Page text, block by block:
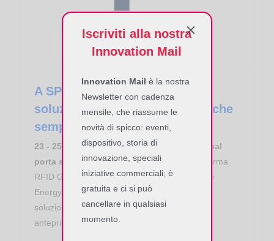
A SPS ’23 RFID Global porta
soluzioni innovative per fabbriche
sempre più intelligenti
23 - 25 maggio 2023: a SPS Italia RFID Global
porta soluzioni innovative│ All’evento di Parma
RFID Global propone l’RFID e il Bluetooth Low
Energy per abilitare la fabbrica digitale, dalle
soluzioni mobili agli smart object e reader in
anteprima nazionale...
Iscriviti alla nostra
Innovation Mail
Innovation Mail è la nostra
Newsletter con cadenza
mensile, che riassume le
novità di spicco: eventi,
dispositivo, storia di
innovazione, speciali
iniziative commerciali; è
gratuita e ci si può
cancellare in qualsiasi
momento.